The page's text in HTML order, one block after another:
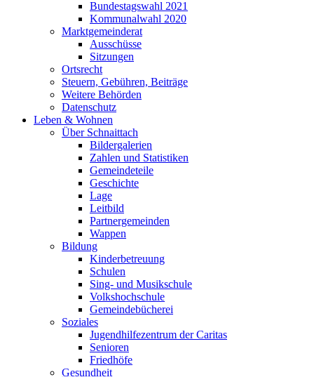
Bundestagswahl 2021
Kommunalwahl 2020
Marktgemeinderat
Ausschüsse
Sitzungen
Ortsrecht
Steuern, Gebühren, Beiträge
Weitere Behörden
Datenschutz
Leben & Wohnen
Über Schnaittach
Bildergalerien
Zahlen und Statistiken
Gemeindeteile
Geschichte
Lage
Leitbild
Partnergemeinden
Wappen
Bildung
Kinderbetreuung
Schulen
Sing- und Musikschule
Volkshochschule
Gemeindebücherei
Soziales
Jugendhilfezentrum der Caritas
Senioren
Friedhöfe
Gesundheit